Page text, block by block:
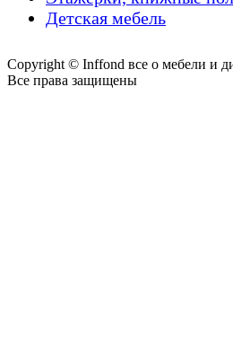
Детская мебель
Copyright © Inffond все о мебели и
Все права защищены